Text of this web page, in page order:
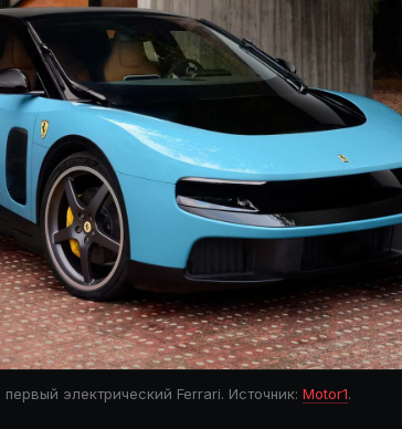
первый электрический Ferrari. Источник: Motor1.